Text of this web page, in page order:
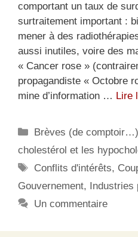
comportant un taux de
surtraitement important :
mener à des
aussi inutiles, voire des
« Cancer rose »
propagandiste « Octobre
mine d’information … Lire
Catégories
Brèves (de
cholestérol et les
Étiquettes
Conflits d'intérêts,
Gouvernement, Industries
Un commentaire